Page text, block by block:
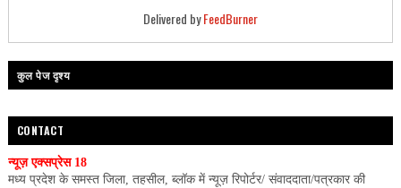
Delivered byFeedBurner
कुल पेज दृश्य
CONTACT
न्यूज़ एक्सप्रेस 18
मध्य प्रदेश के समस्त जिला, तहसील, ब्लॉक में न्यूज़ रिपोर्टर/ संवाददाता/पत्रकार की